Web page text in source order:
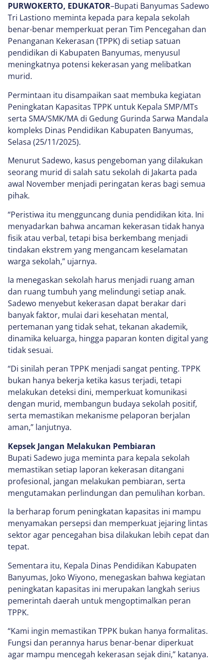
PURWOKERTO, EDUKATOR–Bupati Banyumas Sadewo
Tri Lastiono meminta kepada para kepala sekolah
benar-benar memperkuat peran Tim Pencegahan dan
Penanganan Kekerasan (TPPK) di setiap satuan
pendidikan di Kabupaten Banyumas, menyusul
meningkatnya potensi kekerasan yang melibatkan
murid.
Permintaan itu disampaikan saat membuka kegiatan
Peningkatan Kapasitas TPPK untuk Kepala SMP/MTs
serta SMA/SMK/MA di Gedung Gurinda Sarwa Mandala
kompleks Dinas Pendidikan Kabupaten Banyumas,
Selasa (25/11/2025).
Menurut Sadewo, kasus pengeboman yang dilakukan
seorang murid di salah satu sekolah di Jakarta pada
awal November menjadi peringatan keras bagi semua
pihak.
“Peristiwa itu mengguncang dunia pendidikan kita. Ini
menyadarkan bahwa ancaman kekerasan tidak hanya
fisik atau verbal, tetapi bisa berkembang menjadi
tindakan ekstrem yang mengancam keselamatan
warga sekolah,” ujarnya.
Ia menegaskan sekolah harus menjadi ruang aman
dan ruang tumbuh yang melindungi setiap anak.
Sadewo menyebut kekerasan dapat berakar dari
banyak faktor, mulai dari kesehatan mental,
pertemanan yang tidak sehat, tekanan akademik,
dinamika keluarga, hingga paparan konten digital yang
tidak sesuai.
“Di sinilah peran TPPK menjadi sangat penting. TPPK
bukan hanya bekerja ketika kasus terjadi, tetapi
melakukan deteksi dini, memperkuat komunikasi
dengan murid, membangun budaya sekolah positif,
serta memastikan mekanisme pelaporan berjalan
aman,” lanjutnya.
Kepsek Jangan Melakukan Pembiaran
Bupati Sadewo juga meminta para kepala sekolah
memastikan setiap laporan kekerasan ditangani
profesional, jangan melakukan pembiaran, serta
mengutamakan perlindungan dan pemulihan korban.
Ia berharap forum peningkatan kapasitas ini mampu
menyamakan persepsi dan memperkuat jejaring lintas
sektor agar pencegahan bisa dilakukan lebih cepat dan
tepat.
Sementara itu, Kepala Dinas Pendidikan Kabupaten
Banyumas, Joko Wiyono, menegaskan bahwa kegiatan
peningkatan kapasitas ini merupakan langkah serius
pemerintah daerah untuk mengoptimalkan peran
TPPK.
“Kami ingin memastikan TPPK bukan hanya formalitas.
Fungsi dan perannya harus benar-benar diperkuat
agar mampu mencegah kekerasan sejak dini,” katanya.